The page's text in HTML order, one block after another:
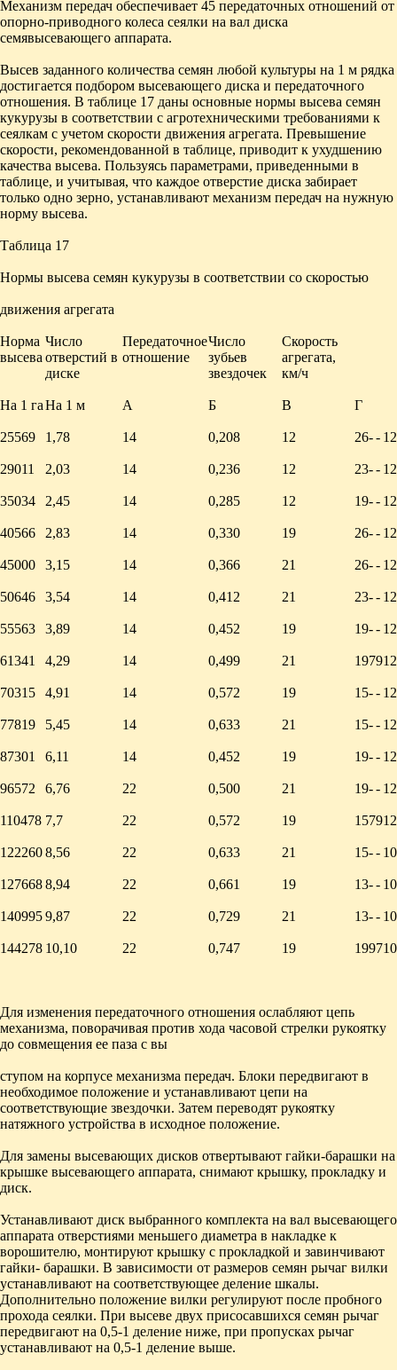
Механизм передач обеспечивает 45 передаточных отношений от
опорно-приводного колеса сеялки на вал диска
семявысевающего аппарата.
Высев заданного количества семян любой культу­ры на 1 м рядка
достигается подбором высевающего диска и передаточного
отношения. В таблице 17 даны основные нормы высева семян
кукурузы в соответст­вии с агротехническими требованиями к
сеялкам с учетом скорости движения агрегата. Превышение
скорости, рекомендованной в таблице, приводит к ухудшению
качества высева. Пользуясь параметрами, приведенными в
таблице, и учитывая, что каждое отверстие диска забирает
только одно зерно, устанавливают механизм передач на нужную
норму высева.
Таблица 17
Нормы высева семян кукурузы в соответствии со скоростью
движения агрегата
Норма
высева
Число
отверстий в
диске
Передаточное
отношение
Число
зубьев
звездочек
Скорость
агрегата,
км/ч
На 1 гаНа 1 м А Б В Г
25569 1,78 14 0,208 12 26-- 12
29011 2,03 14 0,236 12 23-- 12
35034 2,45 14 0,285 12 19-- 12
40566 2,83 14 0,330 19 26-- 12
45000 3,15 14 0,366 21 26-- 12
50646 3,54 14 0,412 21 23-- 12
55563 3,89 14 0,452 19 19-- 12
61341 4,29 14 0,499 21 197912
70315 4,91 14 0,572 19 15-- 12
77819 5,45 14 0,633 21 15-- 12
87301 6,11 14 0,452 19 19-- 12
96572 6,76 22 0,500 21 19-- 12
110478 7,7 22 0,572 19 157912
1222608,56 22 0,633 21 15-- 10
1276688,94 22 0,661 19 13-- 10
1409959,87 22 0,729 21 13-- 10
144278 10,10 22 0,747 19 199710
Для изменения передаточного отношения ослабляют цепь
механизма, поворачивая против хода часовой стрелки рукоятку
до совмещения ее паза с вы
ступом на корпусе механизма передач. Блоки передвигают в
необходимое положение и устанавливают цепи на
соответствующие звездочки. Затем переводят рукоятку
натяжного устройства в исходное положение.
Для замены высевающих дисков отвертывают гайки-барашки на
крышке высевающего аппарата, снимают крышку, прокладку и
диск.
Устанавливают диск выбранного комплекта на вал высевающего
аппарата отверстиями меньшего диаметра в накладке к
ворошителю, монтируют крышку с прокладкой и завинчивают
гайки- барашки. В зависимости от размеров семян рычаг вилки
устанавливают на соответствующее деление шкалы.
Дополнительно положение вилки регулируют после пробного
прохода сеялки. При высеве двух присосавшихся семян рычаг
передвигают на 0,5-1 деление ниже, при пропусках рычаг
устанавливают на 0,5-1 деление выше.